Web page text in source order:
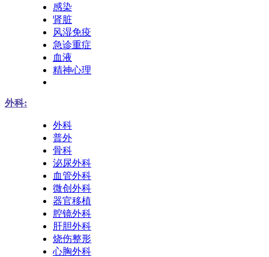
感染
肾脏
风湿免疫
急诊重症
血液
精神心理
外科:
外科
普外
骨科
泌尿外科
血管外科
微创外科
器官移植
腔镜外科
肝胆外科
烧伤整形
心胸外科